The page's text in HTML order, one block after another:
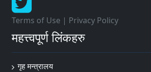
Terms of Use | Privacy Policy
महत्त्वपूर्ण लिंकहरु
गृह मन्त्रालय